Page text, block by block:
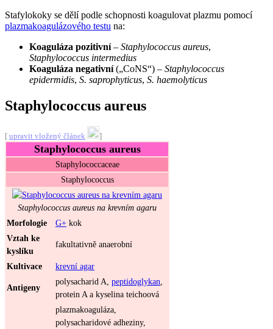
Stafylokoky se dělí podle schopnosti koagulovat plazmu pomocí
plazmakoagulázového testu na:
Koaguláza pozitivní– Staphylococcus aureus,
Staphylococcus intermedius
Koaguláza negativní(„CoNS“) – Staphylococcus
epidermidis, S. saprophyticus, S. haemolyticus
Staphylococcus aureus
[ upravit vložený článek ]
Staphylococcus aureus
Staphylococcaceae
Staphylococcus
Staphylococcus aureus na krevním agaru
Morfologie
G+ kok
Vztah ke
kyslíku
fakultativně anaerobní
Kultivace krevní agar
Antigeny
polysacharid A, peptidoglykan
protein A a kyselina teichoová
plazmakoaguláza,
polysacharidové adheziny,